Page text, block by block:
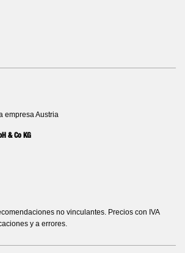
empresa Austria
& Co KG
no vinculantes. Precios con IVA
y a errores.